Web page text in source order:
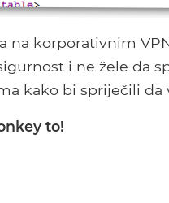
na korporativnim
i ne žele da
kako bi spriječili
to!